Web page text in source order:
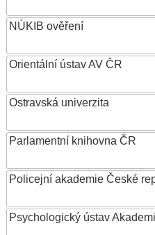
NÚKIB ověření
Orientální ústav AV ČR
Ostravská univerzita
Parlamentní knihovna ČR
Policejní akademie České
Psychologický ústav